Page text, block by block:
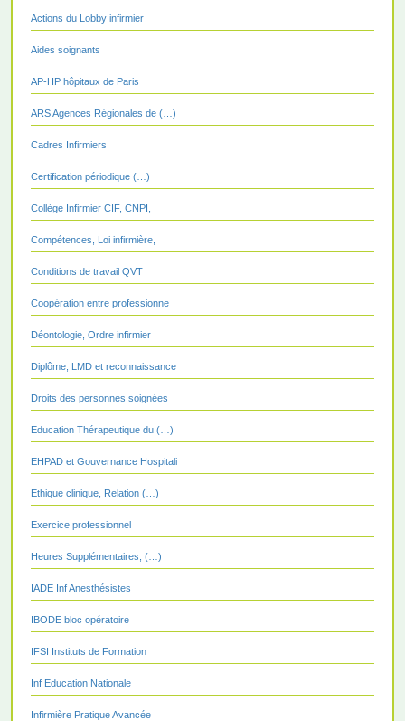
Actions du Lobby infirmier
Aides soignants
AP-HP hôpitaux de Paris
ARS Agences Régionales de (…)
Cadres Infirmiers
Certification périodique (…)
Collège Infirmier CIF, CNPI,
Compétences, Loi infirmière,
Conditions de travail QVT
Coopération entre professionne
Déontologie, Ordre infirmier
Diplôme, LMD et reconnaissance
Droits des personnes soignées
Education Thérapeutique du (…)
EHPAD et Gouvernance Hospitali
Ethique clinique, Relation (…)
Exercice professionnel
Heures Supplémentaires, (…)
IADE Inf Anesthésistes
IBODE bloc opératoire
IFSI Instituts de Formation
Inf Education Nationale
Infirmière Pratique Avancée